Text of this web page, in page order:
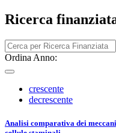
Ricerca
Ordina Anno:
crescente
decrescente
Analisi comparativa dei